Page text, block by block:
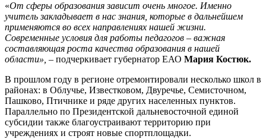
«От сферы образования зависит очень многое. Именно
учитель закладывает в нас знания, которые в дальнейшем
применяются во всех направлениях нашей жизни.
Современные условия для работы педагогов – важная
составляющая роста качества образования в нашей
области», – подчеркивает губернатор ЕАО Мария Костюк.
В прошлом году в регионе отремонтировали несколько школ в
районах: в Облучье, Известковом, Двуречье, Семисточном,
Пашково, Птичнике и ряде других населенных пунктов.
Параллельно по Президентской дальневосточной единой
субсидии также благоустраивают территорию при
учреждениях и строят новые спортплощадки.